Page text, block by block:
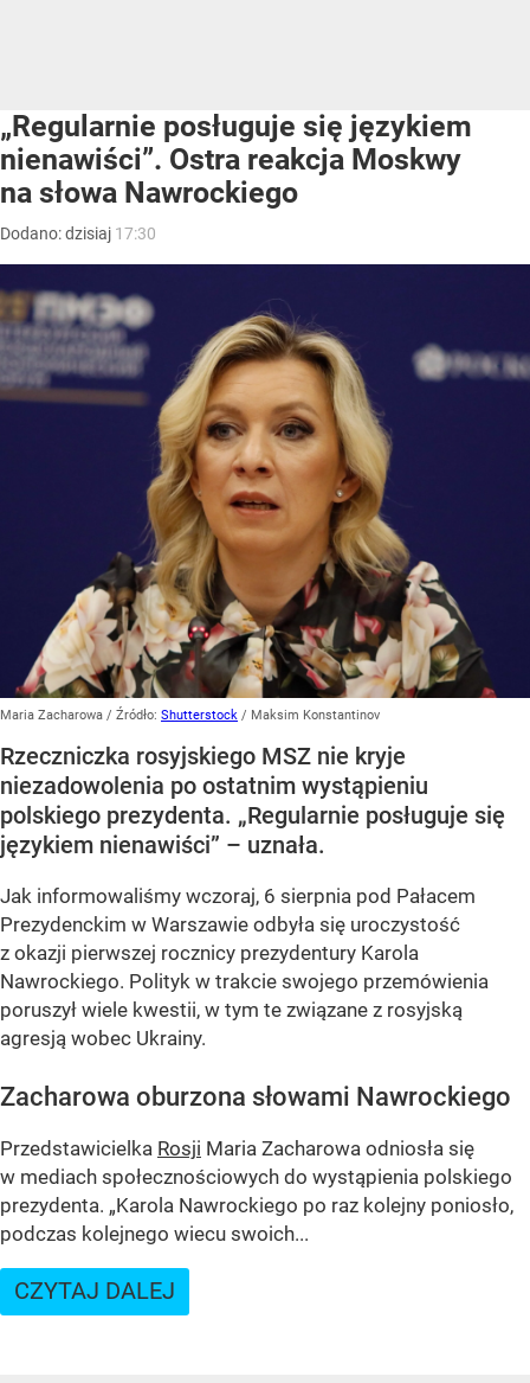
„Regularnie posługuje się językiem
nienawiści”. Ostra reakcja Moskwy
na słowa Nawrockiego
Dodano:dzisiaj 17:30
Maria Zacharowa / Źródło: Shutterstock / Maksim Konstantinov
Rzeczniczka rosyjskiego MSZ nie kryje
niezadowolenia po ostatnim wystąpieniu
polskiego prezydenta. „Regularnie posługuje się
językiem nienawiści” – uznała.
Jak informowaliśmy wczoraj, 6 sierpnia pod Pałacem
Prezydenckim w Warszawie odbyła się uroczystość
z okazji pierwszej rocznicy prezydentury Karola
Nawrockiego. Polityk w trakcie swojego przemówienia
poruszył wiele kwestii, w tym te związane z rosyjską
agresją wobec Ukrainy.
Zacharowa oburzona słowami Nawrockiego
Przedstawicielka Rosji Maria Zacharowa odniosła się
w mediach społecznościowych do wystąpienia polskiego
prezydenta. „Karola Nawrockiego po raz kolejny poniosło,
podczas kolejnego wiecu swoich...
CZYTAJ DALEJ